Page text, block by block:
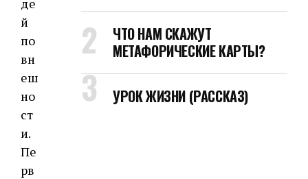
й
по
вн
еш
но
ст
и.
Пе
рв
ЧТО НАМ СКАЖУТ
МЕТАФОРИЧЕСКИЕ КАРТЫ?
УРОК ЖИЗНИ (РАССКАЗ)